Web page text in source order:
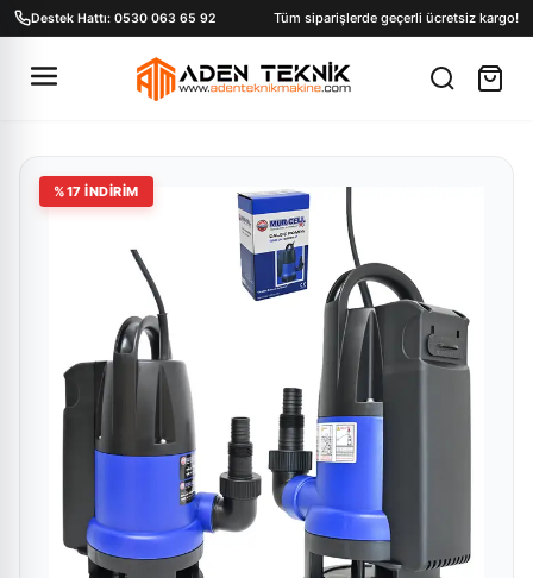
Destek Hattı: 0530 063 65 92 Tüm siparişlerde geçerli ücretsiz kargo!
%17 İNDİRİM